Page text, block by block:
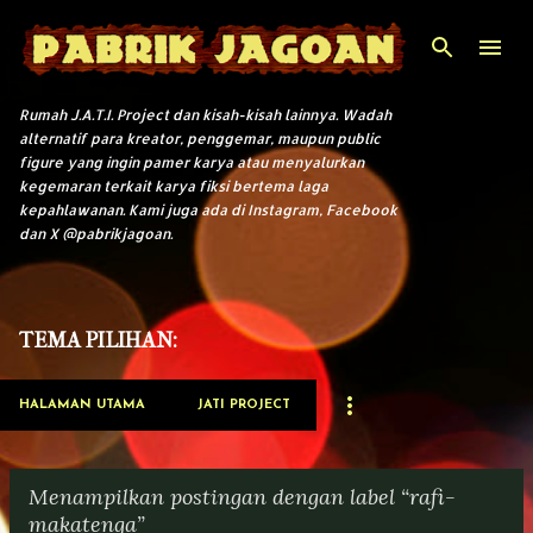
Langsung ke konten utama
Rumah J.A.T.I. Project dan kisah-kisah lainnya. Wadah
alternatif para kreator, penggemar, maupun public
figure yang ingin pamer karya atau menyalurkan
kegemaran terkait karya fiksi bertema laga
kepahlawanan. Kami juga ada di Instagram, Facebook
dan X @pabrikjagoan.
TEMA PILIHAN:
HALAMAN UTAMA JATI PROJECT
Menampilkan postingan dengan label rafi-
makatenga